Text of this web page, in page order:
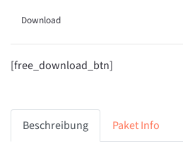
Download
[free_download_btn]
Beschreibung Paket Info